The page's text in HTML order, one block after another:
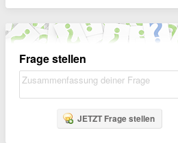
Frage stellen
JETZT Frage stellen